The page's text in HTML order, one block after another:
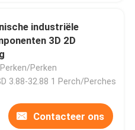
industriële
3D 2D
Perken
3.88-32.88 1 Perch/Perches
Contacteer ons